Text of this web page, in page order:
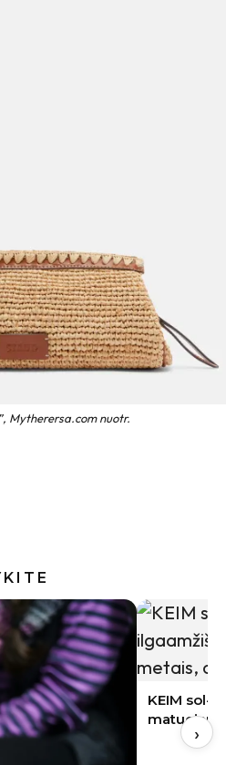
Mytherersa.com nuotr.
ilgaamžiškumas:
o dešimtmečiais
10
pasijusti
›